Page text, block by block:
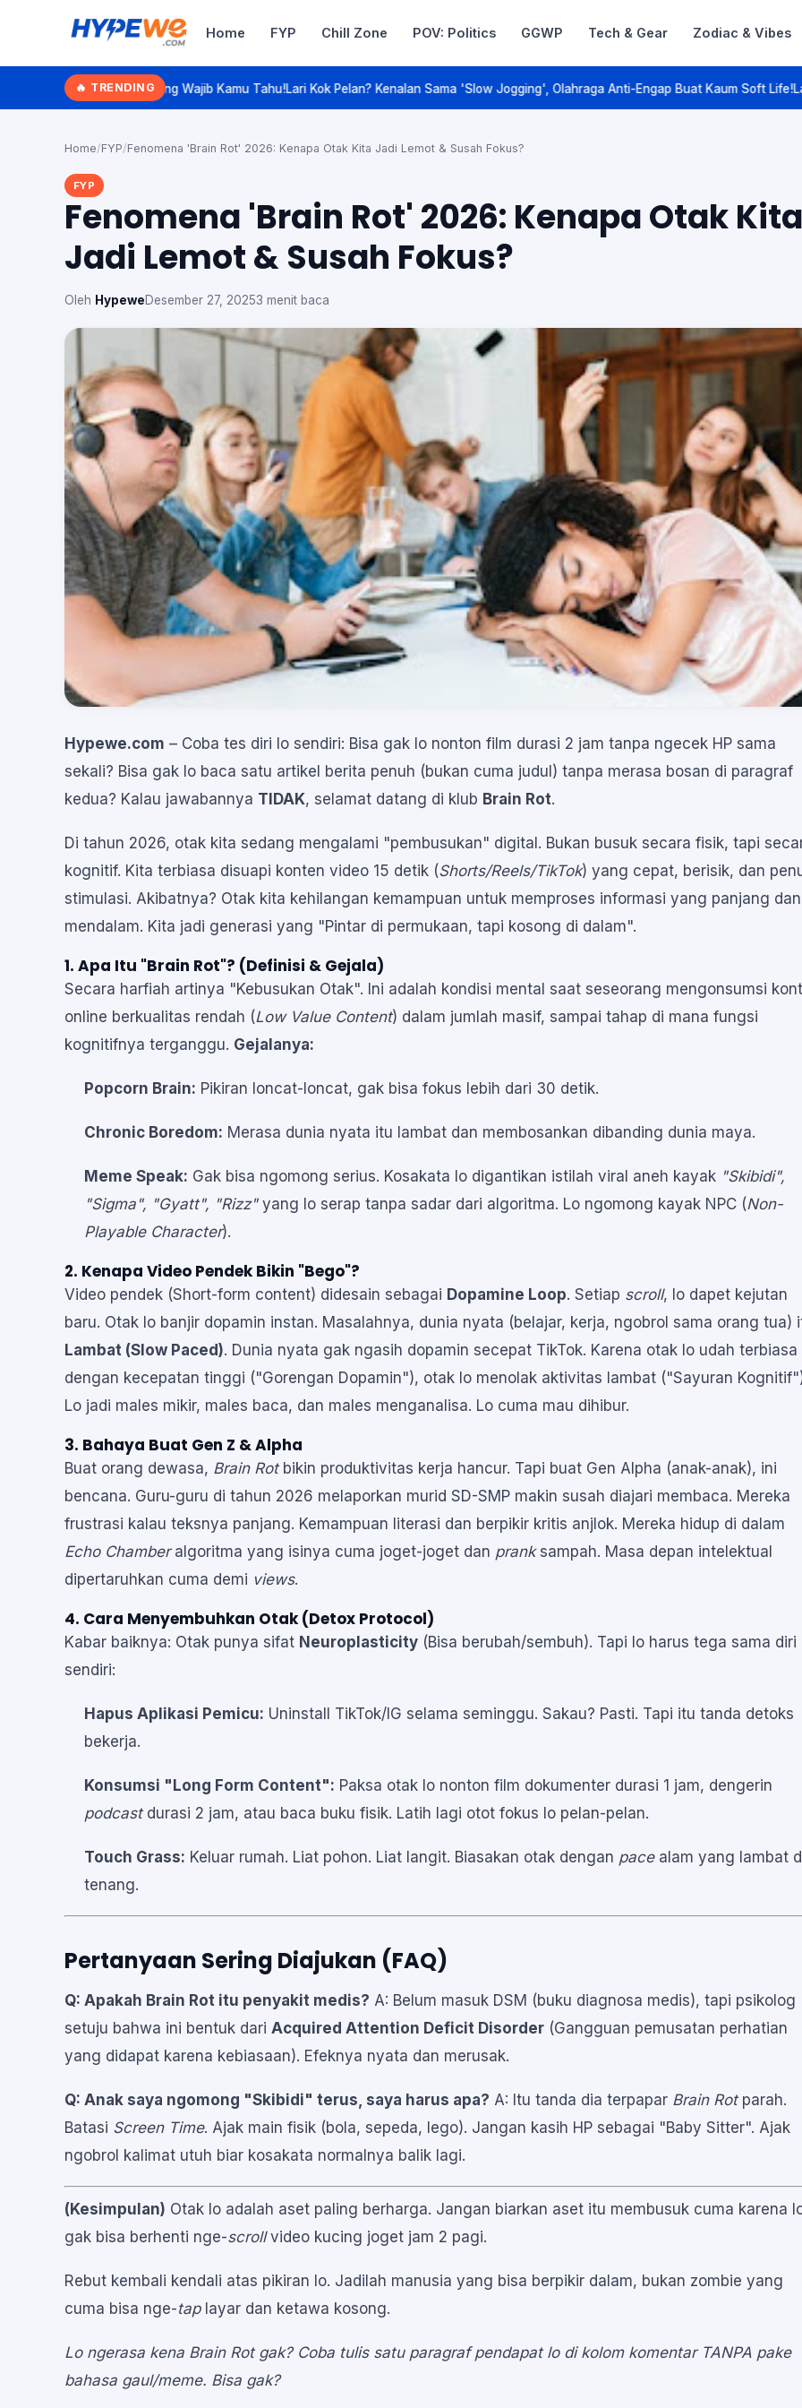
Hypewe.com - Curated Hype. Real Talk. Game On.
Home FYP Chill Zone POV: Politics GGWP Tech & Gear Zodiac & Vibes
Cari artikel
🔥 TRENDING
Wajib Kamu Tahu!Lari Kok Pelan? Kenalan Sama 'Slow Jogging', Olahraga Anti-Engap Buat Kaum Soft Life!Lagi Asyik Makan Ayam
Home/FYP/Fenomena 'Brain Rot' 2026: Kenapa Otak Kita Jadi Lemot & Susah Fokus?
FYP
Fenomena 'Brain Rot' 2026: Kenapa Otak Kita
Jadi Lemot & Susah Fokus?
Oleh HypeweDesember 27, 20253 menit baca
Hypewe.com – Coba tes diri lo sendiri: Bisa gak lo nonton film durasi 2 jam tanpa ngecek HP sama
sekali? Bisa gak lo baca satu artikel berita penuh (bukan cuma judul) tanpa merasa bosan di paragraf
kedua? Kalau jawabannya TIDAK, selamat datang di klub Brain Rot.
Di tahun 2026, otak kita sedang mengalami "pembusukan" digital. Bukan busuk secara fisik, tapi
kognitif. Kita terbiasa disuapi konten video 15 detik (Shorts/Reels/TikTok) yang cepat, berisik, dan
stimulasi. Akibatnya? Otak kita kehilangan kemampuan untuk memproses informasi yang panjang dan
mendalam. Kita jadi generasi yang "Pintar di permukaan, tapi kosong di dalam".
1. Apa Itu "Brain Rot"? (Definisi & Gejala)
Secara harfiah artinya "Kebusukan Otak". Ini adalah kondisi mental saat seseorang mengonsumsi
online berkualitas rendah (Low Value Content) dalam jumlah masif, sampai tahap di mana fungsi
kognitifnya terganggu. Gejalanya:
Popcorn Brain: Pikiran loncat-loncat, gak bisa fokus lebih dari 30 detik.
Chronic Boredom: Merasa dunia nyata itu lambat dan membosankan dibanding dunia maya.
Meme Speak: Gak bisa ngomong serius. Kosakata lo digantikan istilah viral aneh kayak "Skibidi",
"Sigma", "Gyatt", "Rizz"yang lo serap tanpa sadar dari algoritma. Lo ngomong kayak NPC (Non-
Playable Character).
2. Kenapa Video Pendek Bikin "Bego"?
Video pendek (Short-form content) didesain sebagai Dopamine Loop. Setiap scroll, lo dapet kejutan
baru. Otak lo banjir dopamin instan. Masalahnya, dunia nyata (belajar, kerja, ngobrol sama orang tua)
Lambat (Slow Paced). Dunia nyata gak ngasih dopamin secepat TikTok. Karena otak lo udah terbiasa
dengan kecepatan tinggi ("Gorengan Dopamin"), otak lo menolak aktivitas lambat ("Sayuran
Lo jadi males mikir, males baca, dan males menganalisa. Lo cuma mau dihibur.
3. Bahaya Buat Gen Z & Alpha
Buat orang dewasa, Brain Rotbikin produktivitas kerja hancur. Tapi buat Gen Alpha (anak-anak), ini
bencana. Guru-guru di tahun 2026 melaporkan murid SD-SMP makin susah diajari membaca. Mereka
frustrasi kalau teksnya panjang. Kemampuan literasi dan berpikir kritis anjlok. Mereka hidup di dalam
Echo Chamberalgoritma yang isinya cuma joget-joget dan pranksampah. Masa depan intelektual
dipertaruhkan cuma demi views.
4. Cara Menyembuhkan Otak (Detox Protocol)
Kabar baiknya: Otak punya sifat Neuroplasticity (Bisa berubah/sembuh). Tapi lo harus tega sama diri
sendiri:
Hapus Aplikasi Pemicu: Uninstall TikTok/IG selama seminggu. Sakau? Pasti. Tapi itu tanda detoks
bekerja.
Konsumsi "Long Form Content": Paksa otak lo nonton film dokumenter durasi 1 jam, dengerin
podcastdurasi 2 jam, atau baca buku fisik. Latih lagi otot fokus lo pelan-pelan.
Touch Grass: Keluar rumah. Liat pohon. Liat langit. Biasakan otak dengan pacealam yang lambat
tenang.
Pertanyaan Sering Diajukan (FAQ)
Q: Apakah Brain Rot itu penyakit medis? A: Belum masuk DSM (buku diagnosa medis), tapi psikolog
setuju bahwa ini bentuk dari Acquired Attention Deficit Disorder (Gangguan pemusatan perhatian
yang didapat karena kebiasaan). Efeknya nyata dan merusak.
Q: Anak saya ngomong "Skibidi" terus, saya harus apa? A: Itu tanda dia terpapar Brain Rotparah.
Batasi Screen Time. Ajak main fisik (bola, sepeda, lego). Jangan kasih HP sebagai "Baby Sitter". Ajak
ngobrol kalimat utuh biar kosakata normalnya balik lagi.
(Kesimpulan) Otak lo adalah aset paling berharga. Jangan biarkan aset itu membusuk cuma karena
gak bisa berhenti nge-scrollvideo kucing joget jam 2 pagi.
Rebut kembali kendali atas pikiran lo. Jadilah manusia yang bisa berpikir dalam, bukan zombie yang
cuma bisa nge-taplayar dan ketawa kosong.
Lo ngerasa kena Brain Rot gak? Coba tulis satu paragraf pendapat lo di kolom komentar TANPA pake
bahasa gaul/meme. Bisa gak?